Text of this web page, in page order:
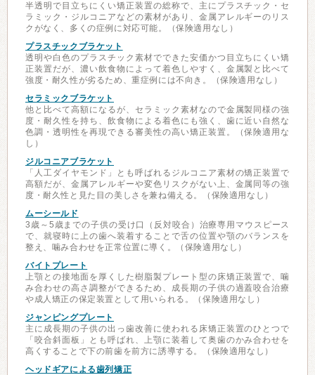
半透明で目立ちにくい矯正装置の総称で、主にプラスチック・セ
ラミック・ジルコニアなどの素材があり、金属アレルギーのリス
クがなく、多くの症例に対応可能。（保険適用なし）
プラスチックブラケット
透明や白色のプラスチック素材でできた安価かつ目立ちにくい矯
正装置だが、濃い飲食物によって着色しやすく、金属製と比べて
強度・耐久性が劣るため、重症例には不向き。（保険適用なし）
セラミックブラケット
他と比べて高額になるが、セラミック素材なので金属製同様の強
度・耐久性を持ち、飲食物による着色にも強く、歯に近い自然な
色調・透明性を再現できる審美性の高い矯正装置。（保険適用な
し）
ジルコニアブラケット
「人工ダイヤモンド」とも呼ばれるジルコニア素材の矯正装置で
高額だが、金属アレルギーや変色リスクがない上、金属同等の強
度・耐久性と見た目の美しさを兼ね備える。（保険適用なし）
ムーシールド
3歳～5歳までの子供の受け口（反対咬合）治療専用マウスピース
で、就寝時に上の歯へ装着することで舌の位置や顎のバランスを
整え、噛み合わせを正常位置に導く。（保険適用なし）
バイトプレート
上顎との接地面を厚くした樹脂製プレート型の床矯正装置で、噛
み合わせの高さ調整ができるため、成長期の子供の過蓋咬合治療
や成人矯正の保定装置として用いられる。（保険適用なし）
ジャンピングプレート
主に成長期の子供の出っ歯改善に使われる床矯正装置のひとつで
「咬合斜面板」とも呼ばれ、上顎に装着して奥歯のかみ合わせを
高くすることで下の前歯を前方に誘導する。（保険適用なし）
ヘッドギアによる歯列矯正